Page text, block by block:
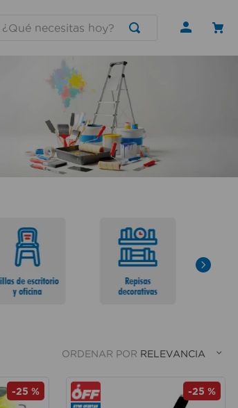
ORDENAR POR RELEVANCIA
-25 % -25 %